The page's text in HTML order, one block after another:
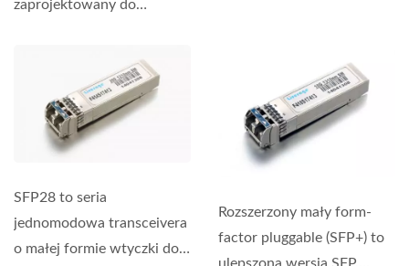
zaprojektowany do
SFP28 to seria
jednomodowa transceivera
o małej formie wtyczki do
Rozszerzony mały form-
factor pluggable (SFP+) to